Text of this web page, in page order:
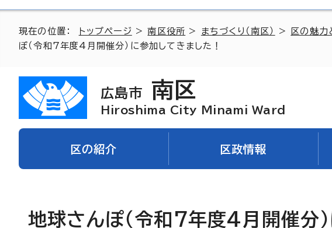
現在の位置： トップページ >南区役所 > まちづくり（南区） > 区の魅力
ぽ（令和7年度4月開催分）に参加してきました！
広島市 南区
Hiroshima City Minami Ward
区の紹介 区政情報
地球さんぽ（令和7年度4月開催分